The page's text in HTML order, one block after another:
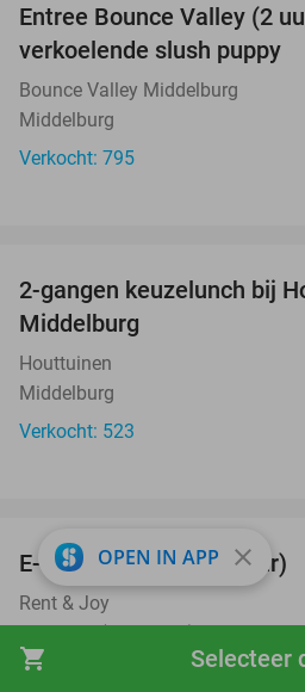
shopping_cart Selecteer
Entree Bounce Valley (2
verkoelende slush puppy
Bounce Valley Middelburg
Middelburg
Verkocht: 795
2-gangen keuzelunch bij
Middelburg
Houttuinen
Middelburg
Verkocht: 523
E-chopper huren (3,5 uur)
Rent & Joy
Breskens (+1 locatie)
Verkocht: 200
OPEN IN APP close